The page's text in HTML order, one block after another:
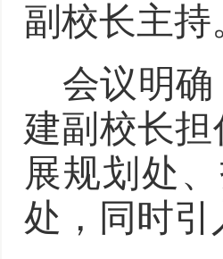
副校长主持
会议明确
建副校长
展规划处
处，同时